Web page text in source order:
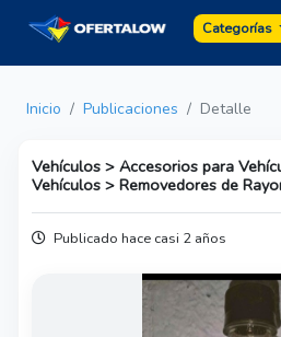
Categorías
Inicio Publicaciones Detalle
Vehículos > Accesorios para
Vehículos > Removedores de
Publicado hace casi 2 años